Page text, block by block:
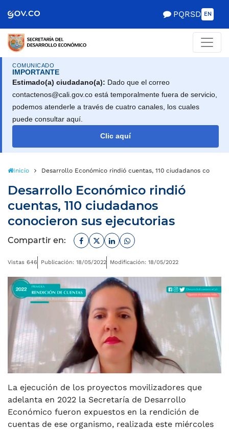
de Gobierno
PQRSD EN
COMUNICADO
IMPORTANTE
Estimado(a) ciudadano(a): Dado que el correo
contactenos@cali.gov.co está temporalmente fuera de servicio,
podemos atenderle a través de cuatro canales, los cuales
puede consultar aquí.
Clic aquí
Inicio Desarrollo Económico rindió cuentas, 110 ciudadanos
Desarrollo Económico rindió
cuentas, 110 ciudadanos
conocieron sus ejecutorias
Compartir en: Facebook
TwitterLinkedinWhatsapp
Vistas 646 Publicación: 18/05/2022 Modificación: 18/05/2022
La ejecución de los proyectos movilizadores que
adelanta en 2022 la Secretaría de Desarrollo
Económico fueron expuestos en la rendición de
cuentas de ese organismo, realizada este miércoles